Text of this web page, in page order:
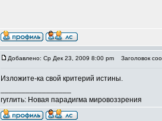
Добавлено: Ср Дек 23, 2009 8:00 pm Заголовок
Изложите-ка свой критерий истины.
гуглить: Новая парадигма мировоззрения